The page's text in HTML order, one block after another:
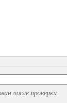
после проверки